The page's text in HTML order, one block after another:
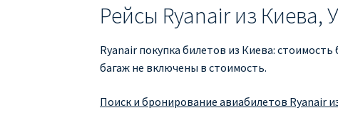
Рейсы Ryanair из Киева,
Ryanair покупка билетов из Киева:
багаж не включены в стоимость.
Поиск и бронирование авиабилетов Ryanair